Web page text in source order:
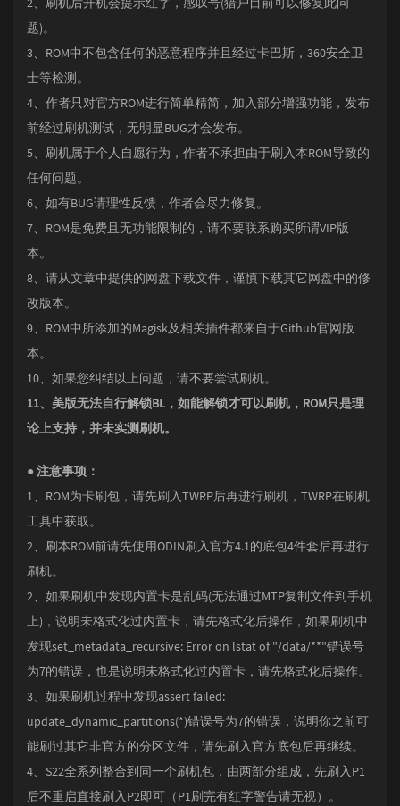
题)。
3、ROM中不包含任何的恶意程序并且经过卡巴斯，360安全卫
士等检测。
4、作者只对官方ROM进行简单精简，加入部分增强功能，发布
前经过刷机测试，无明显BUG才会发布。
5、刷机属于个人自愿行为，作者不承担由于刷入本ROM导致的
任何问题。
6、如有BUG请理性反馈，作者会尽力修复。
7、ROM是免费且无功能限制的，请不要联系购买所谓VIP版
本。
8、请从文章中提供的网盘下载文件，谨慎下载其它网盘中的修
改版本。
9、ROM中所添加的Magisk及相关插件都来自于Github官网版
本。
10、如果您纠结以上问题，请不要尝试刷机。
11、美版无法自行解锁BL，如能解锁才可以刷机，ROM只是理
论上支持，并未实测刷机。
● 注意事项：
1、ROM为卡刷包，请先刷入TWRP后再进行刷机，TWRP在刷机
工具中获取。
2、刷本ROM前请先使用ODIN刷入官方4.1的底包4件套后再进行
刷机。
2、如果刷机中发现内置卡是乱码(无法通过MTP复制文件到手机
上)，说明未格式化过内置卡，请先格式化后操作，如果刷机中
发现set_metadata_recursive: Error on lstat of "/data/**"错误号
为7的错误，也是说明未格式化过内置卡，请先格式化后操作。
3、如果刷机过程中发现assert failed:
update_dynamic_partitions(*)错误号为7的错误，说明你之前可
能刷过其它非官方的分区文件，请先刷入官方底包后再继续。
4、S22全系列整合到同一个刷机包，由两部分组成，先刷入P1
后不重启直接刷入P2即可（P1刷完有红字警告请无视）。